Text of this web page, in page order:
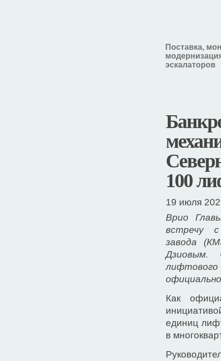
Поставка,
эскалаторов
100
19 июля
Врио
встречу с
завода
Дзиовым.
Как
единиц
в